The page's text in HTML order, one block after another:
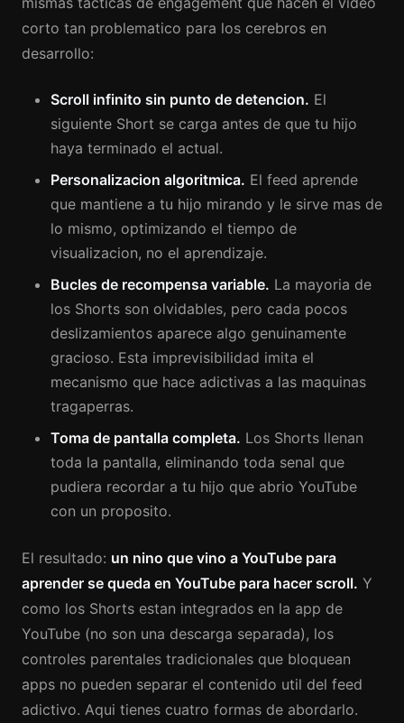
corto tan problematico para los cerebros en
desarrollo:
Scroll infinito sin punto de detencion. El
siguiente Short se carga antes de que tu hijo
haya terminado el actual.
Personalizacion algoritmica. El feed aprende
que mantiene a tu hijo mirando y le sirve mas de
lo mismo, optimizando el tiempo de
visualizacion, no el aprendizaje.
Bucles de recompensa variable. La mayoria de
los Shorts son olvidables, pero cada pocos
deslizamientos aparece algo genuinamente
gracioso. Esta imprevisibilidad imita el
mecanismo que hace adictivas a las maquinas
tragaperras.
Toma de pantalla completa. Los Shorts llenan
toda la pantalla, eliminando toda senal que
pudiera recordar a tu hijo que abrio YouTube
con un proposito.
El resultado: un nino que vino a YouTube para
aprender se queda en YouTube para hacer scroll. Y
como los Shorts estan integrados en la app de
YouTube (no son una descarga separada), los
controles parentales tradicionales que bloquean
apps no pueden separar el contenido util del feed
adictivo. Aqui tienes cuatro formas de abordarlo.